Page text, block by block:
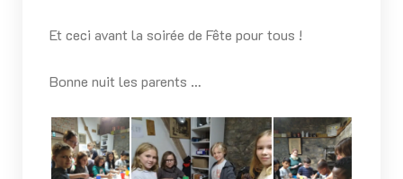
Et ceci avant la soirée de Fête pour tous !
Bonne nuit les parents …